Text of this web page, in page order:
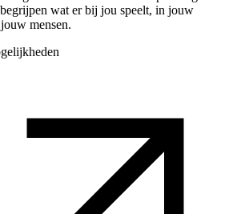
wat er bij jou speelt, in jouw
mensen.